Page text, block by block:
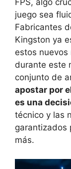
juego sea
Fabricantes
Kingston ya
estos nuevos
durante este
conjunto de
apostar por
es una
técnico y las
garantizados
más.